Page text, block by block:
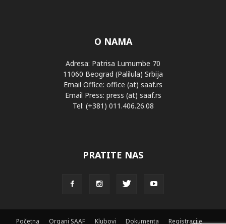
O NAMA
Adresa: Patrisa Lumumbe 70
11060 Beograd (Palilula) Srbija
Email Office: office (at) saaf.rs
Email Press: press (at) saaf.rs
Tel: (+381) 011.406.26.08
PRATITE NAS
Početna Organi SAAF Klubovi Dokumenta Registracije